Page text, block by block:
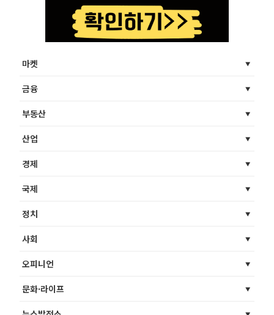
마켓
금융
부동산
산업
경제
국제
정치
사회
오피니언
문화·라이프